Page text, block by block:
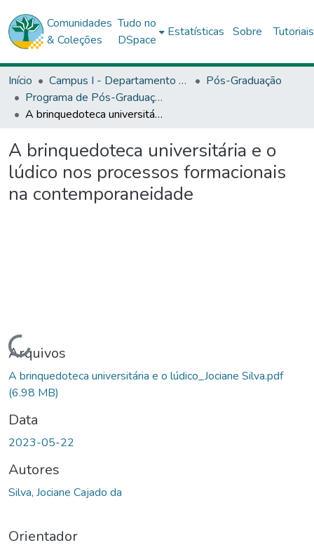
Comunidades
& Coleções
Tudo no
DSpace
Estatísticas Sobre Tutoriais
Início Campus I - Departamento de Educação (DEDC) - Salvador
Pós-Graduação
Programa de Pós-Graduação Stricto Sensu (Mestrado Acadêmico) em Educação e Contemporaneidade (PPGEduC)
A brinquedoteca universitária e o lúdico nos processos formacionais na contemporaneidade
A brinquedoteca universitária e o
lúdico nos processos formacionais
na contemporaneidade
Carregando...
Arquivos
A brinquedoteca universitária e o lúdico_Jociane Silva.pdf
(6.98 MB)
Data
2023-05-22
Autores
Silva, Jociane Cajado da
Orientador